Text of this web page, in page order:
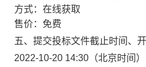
方式：在线获取
售价：免费
五、提交投标文件截止时间、
2022-10-20 14:30 （北京时间